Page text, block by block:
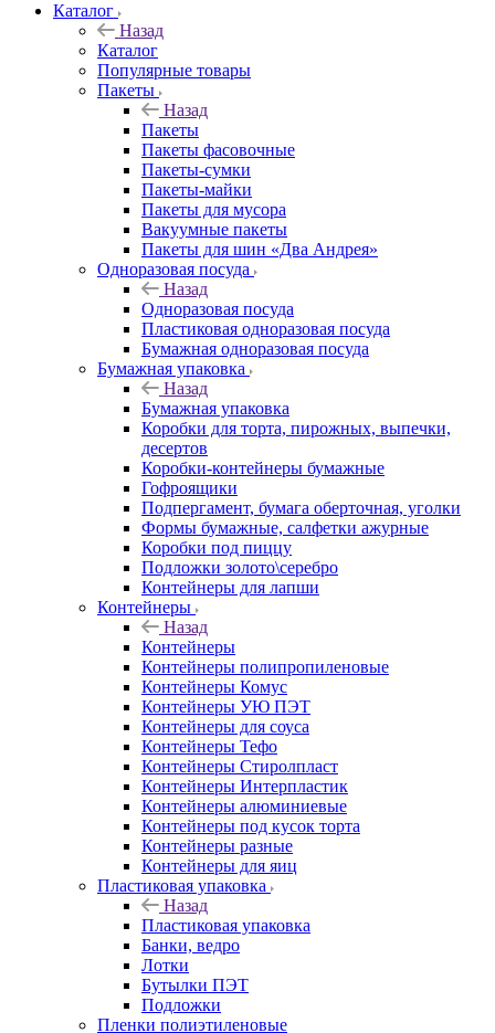
Каталог
Назад
Каталог
Популярные товары
Пакеты
Назад
Пакеты
Пакеты фасовочные
Пакеты-сумки
Пакеты-майки
Пакеты для мусора
Вакуумные пакеты
Пакеты для шин «Два Андрея»
Одноразовая посуда
Назад
Одноразовая посуда
Пластиковая одноразовая посуда
Бумажная одноразовая посуда
Бумажная упаковка
Назад
Бумажная упаковка
Коробки для торта, пирожных, выпечки,
десертов
Коробки-контейнеры бумажные
Гофроящики
Подпергамент, бумага оберточная, уголки
Формы бумажные, салфетки ажурные
Коробки под пиццу
Подложки золото\серебро
Контейнеры для лапши
Контейнеры
Назад
Контейнеры
Контейнеры полипропиленовые
Контейнеры Комус
Контейнеры УЮ ПЭТ
Контейнеры для соуса
Контейнеры Тефо
Контейнеры Стиролпласт
Контейнеры Интерпластик
Контейнеры алюминиевые
Контейнеры под кусок торта
Контейнеры разные
Контейнеры для яиц
Пластиковая упаковка
Назад
Пластиковая упаковка
Банки, ведро
Лотки
Бутылки ПЭТ
Подложки
Пленки полиэтиленовые